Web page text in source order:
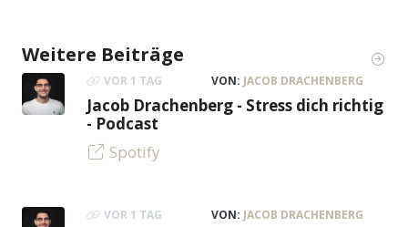
Weitere Beiträge
VOR 1 TAG VON: JACOB DRACHENBERG
Jacob Drachenberg - Stress dich richtig
- Podcast
Spotify
VOR 1 TAG VON: JACOB DRACHENBERG